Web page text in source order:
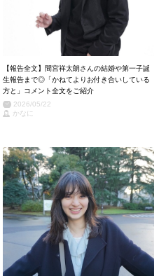
【報告全文】間宮祥太朗さんの結婚や第一子誕
生報告まで◎「かねてよりお付き合いしている
方と」コメント全文をご紹介
2026/05/22
かなに